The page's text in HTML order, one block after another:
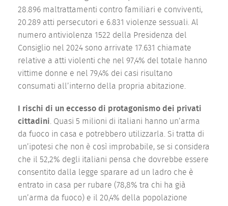
28.896 maltrattamenti contro familiari e conviventi,
20.289 atti persecutori e 6.831 violenze sessuali. Al
numero antiviolenza 1522 della Presidenza del
Consiglio nel 2024 sono arrivate 17.631 chiamate
relative a atti violenti che nel 97,4% del totale hanno
vittime donne e nel 79,4% dei casi risultano
consumati all’interno della propria abitazione.
I rischi di un eccesso di protagonismo dei privati
cittadini. Quasi 5 milioni di italiani hanno un’arma
da fuoco in casa e potrebbero utilizzarla. Si tratta di
un’ipotesi che non è così improbabile, se si considera
che il 52,2% degli italiani pensa che dovrebbe essere
consentito dalla legge sparare ad un ladro che è
entrato in casa per rubare (78,8% tra chi ha già
un’arma da fuoco) e il 20,4% della popolazione